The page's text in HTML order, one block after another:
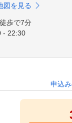
図を見る
歩で7分
- 22:30
申込